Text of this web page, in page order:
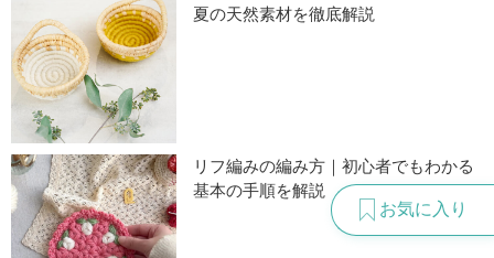
お気に入り
夏の天然素材を徹底解説
リフ編みの編み方｜初心者でもわかる
基本の手順を解説